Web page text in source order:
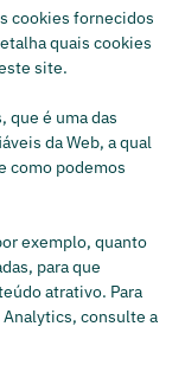
cookies fornecidos
quais cookies
site.
que é uma das
da Web, a qual
como podemos
exemplo, quanto
para que
atrativo. Para
consulte a